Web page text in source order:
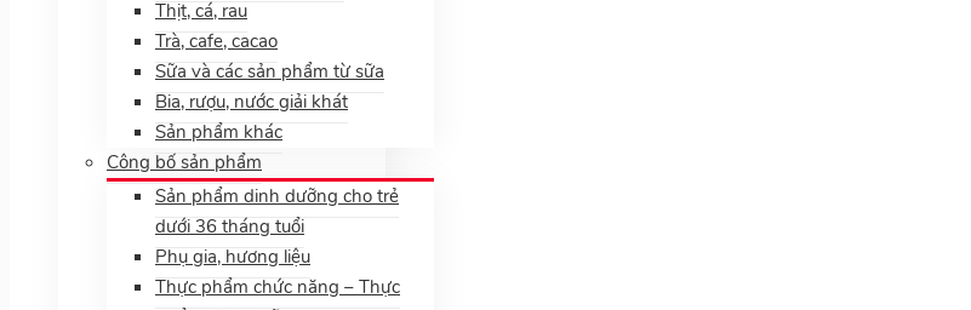
Thịt, cá, rau
Trà, cafe, cacao
Sữa và các sản phẩm từ sữa
Bia, rượu, nước giải khát
Sản phẩm khác
Công bố sản phẩm
Sản phẩm dinh dưỡng cho trẻ
dưới 36 tháng tuổi
Phụ gia, hương liệu
Thực phẩm chức năng – Thực